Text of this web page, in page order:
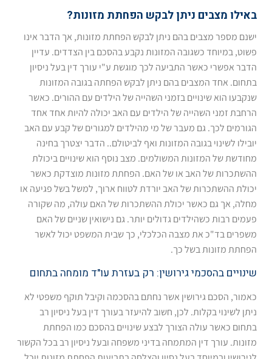
באילו מצבים ניתן לבקש הפחתת מזונות?
ישנם מספר מצבים בהם ניתן לבקש הפחתת מזונות, אך הדבר אינו
פשוט, במיוחד כשגובה המזונות נקבע בהסכם בין הצדדים. עדיין
הדבר אפשרי כאשר התביעה לכך מוגשת ע"י עורך דין בעל ניסיון
בתחום. אחד המצבים בהם ניתן לבקש הפחתה בגובה המזונות
שנקבעו הוא שינויים בזמני השהייה של הילדים עם ההורים. כאשר
הרחבת זמני השהייה של הילדים עם האב יכולה להיות אחד אחד
הגורמים לכך. גם מעבר של מי מהילדים למגורים של קבע עם האב
יובילו לשינוי בגובה המזונות ואף לביטולם.. הדבר יצטרך בחינה
מחודשת של המזונות המשולמים. מצב נוסף הוא שינויים ביכולת
ההשתכרות של האב או של האם. הפחתת מזונות מוצדקת כאשר
יכולת ההשתכרות של האב יורדת לטווח ארוך, למשל בשל פגיעה או
מחלה, אך גם כאשר יכולת ההשתכרות של האם עולה, מה שקורה
פעמים רבות כשהילדים גדולים יותר. גם נישואין שניים של האם
משפרים בד"כ את מצבה הכלכלי, כך שבית המשפט יכול לאשר
הפחתת מזונות בשל כך.
שינויים בהסכמי גירושין: רק בעזרת עו"ד מומחה בתחום
כאמור, הסכם גירושין אשר נחתם בהסכמה וקיבל תוקף משפטי לא
ניתן לשינוי בקלות. לכן, חשוב להיעזר בעורך דין בעל ניסיון רב
בתחום כאשר עולה הצורך לבצע שינויים בהסכם כמו הפחתת
מזונות. עורך דין המתמחה בדיני משפחה ובעל ניסיון רב בכל הקשור